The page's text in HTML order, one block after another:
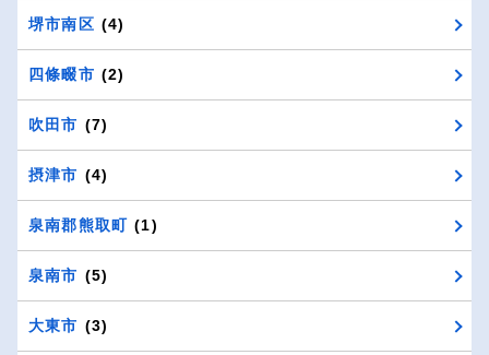
堺市南区 (4)
四條畷市 (2)
吹田市 (7)
摂津市 (4)
泉南郡熊取町 (1)
泉南市 (5)
大東市 (3)